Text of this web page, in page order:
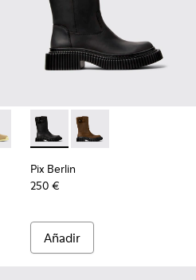
de piel negros para mujer.
005 - Botines de piel negros
K400830-004
Pix Berlin - K400807-002 -
Pix Berlin -
Pix Berlin
250 €
Añadir